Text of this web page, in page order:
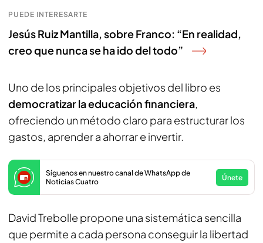
PUEDE INTERESARTE
Jesús Ruiz Mantilla, sobre Franco: “En realidad,
creo que nunca se ha ido del todo”
Uno de los principales objetivos del libro es
democratizar la educación financiera,
ofreciendo un método claro para estructurar los
gastos, aprender a ahorrar e invertir.
Síguenos en nuestro canal de WhatsApp de
Noticias Cuatro
Únete
David Trebolle propone una sistemática sencilla
que permite a cada persona conseguir la libertad